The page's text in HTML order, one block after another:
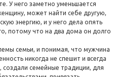
У него заметно уменьшается
может найти себе другую,
энергию, и у него дела опять
потому что на два дома он долго
семьи, и понимая, что мужчина
никогда не спешит и всегда
семейные традиции, для